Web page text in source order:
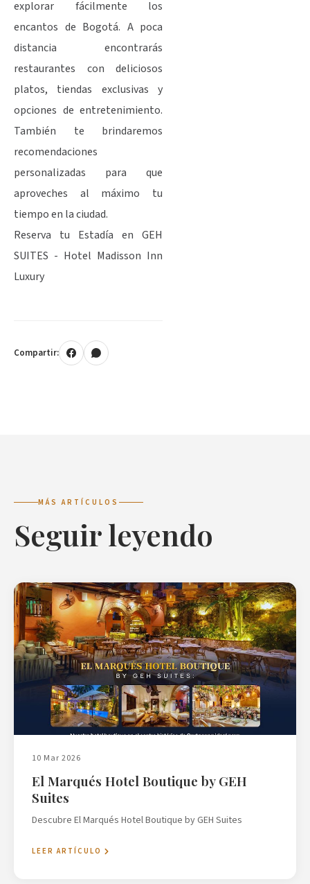
explorar fácilmente los
encantos de Bogotá. A poca
distancia encontrarás
restaurantes con deliciosos
platos, tiendas exclusivas y
opciones de entretenimiento.
También te brindaremos
recomendaciones
personalizadas para que
aproveches al máximo tu
tiempo en la ciudad.
Reserva tu Estadía en GEH
SUITES - Hotel Madisson Inn
Luxury
Compartir:
MÁS ARTÍCULOS
Seguir leyendo
10 Mar 2026
El Marqués Hotel Boutique by GEH
Suites
Descubre El Marqués Hotel Boutique by GEH Suites
LEER ARTÍCULO